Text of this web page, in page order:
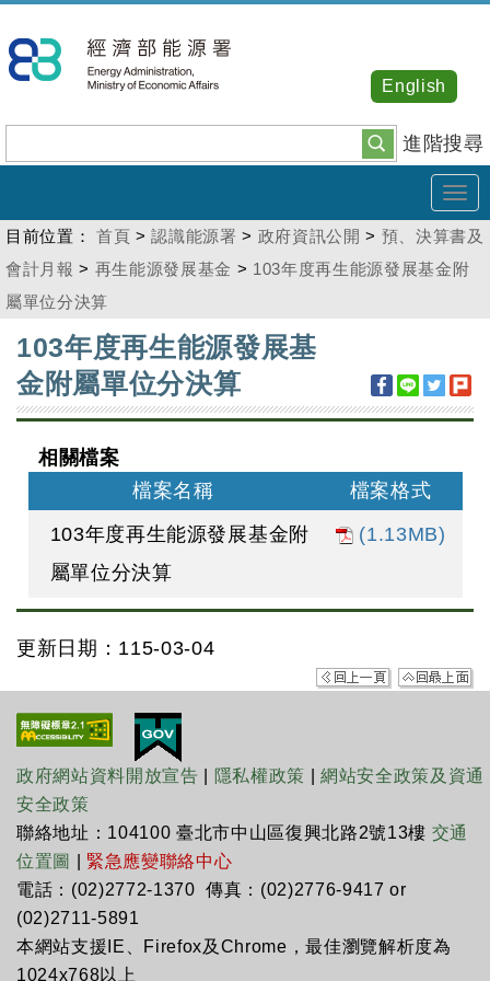
到
主
內
容
進階搜尋
English
目前位置： 首頁 >認識能源署 > 政府資訊公開 > 預、決算書及
會計月報 > 再生能源發展基金 > 103年度再生能源發展基金附
屬單位分決算
103年度再生能源發展基
金附屬單位分決算
相關檔案
檔案名稱
檔案格式
103年度再生能源發展基金附
屬單位分決算
(1.13MB)
更新日期：115-03-04
政府網站資料開放宣告 隱私權政策 |網站安全政策及資通
安全政策
聯絡地址：104100 臺北市中山區復興北路2號13樓 交通
位置圖
緊急應變聯絡中心
電話：(02)2772-1370 傳真：(02)2776-9417 or
(02)2711-5891
本網站支援IE、Firefox及Chrome，最佳瀏覽解析度為
1024x768以上